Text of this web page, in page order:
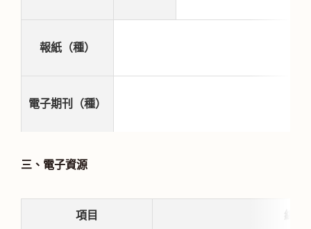
報紙（種）
電子期刊（種）
三、電子資源
項目